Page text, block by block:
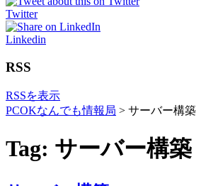
Twitter
Linkedin
RSS
RSSを表示
PCOKなんでも情報局 > サーバー構築
Tag: サーバー構築